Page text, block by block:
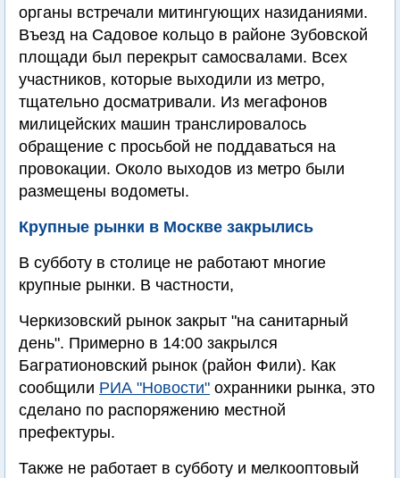
органы встречали митингующих назиданиями.
Въезд на Садовое кольцо в районе Зубовской
площади был перекрыт самосвалами. Всех
участников, которые выходили из метро,
тщательно досматривали. Из мегафонов
милицейских машин транслировалось
обращение с просьбой не поддаваться на
провокации. Около выходов из метро были
размещены водометы.
Крупные рынки в Москве закрылись
В субботу в столице не работают многие
крупные рынки. В частности,
Черкизовский рынок закрыт "на санитарный
день". Примерно в 14:00 закрылся
Багратионовский рынок (район Фили). Как
сообщили РИА "Новости" охранники рынка, это
сделано по распоряжению местной
префектуры.
Также не работает в субботу и мелкооптовый